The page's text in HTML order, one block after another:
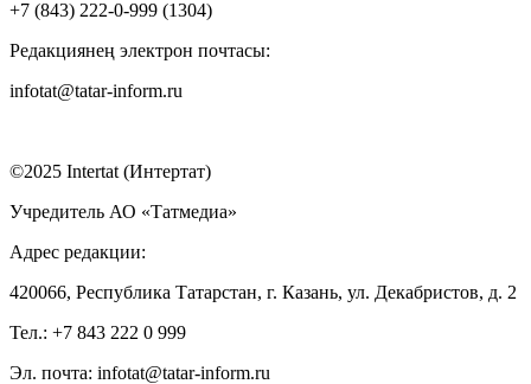
+7 (843) 222-0-999 (1304)
Редакциянең электрон почтасы:
infotat@tatar-inform.ru
©2025 Intertat (Интертат)
Учредитель АО «Татмедиа»
Адрес редакции:
420066, Республика Татарстан, г. Казань, ул. Декабристов, д. 2
Тел.: +7 843 222 0 999
Эл. почта: infotat@tatar-inform.ru